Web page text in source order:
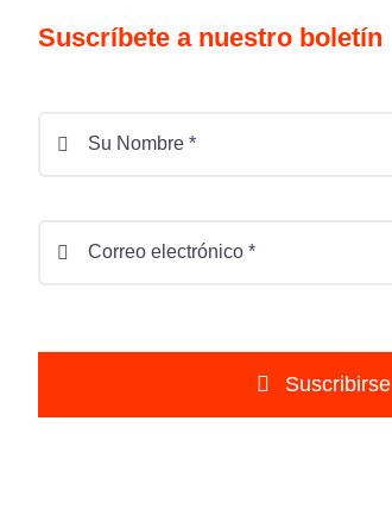
Suscríbete a nuestro boletín
Suscribirse